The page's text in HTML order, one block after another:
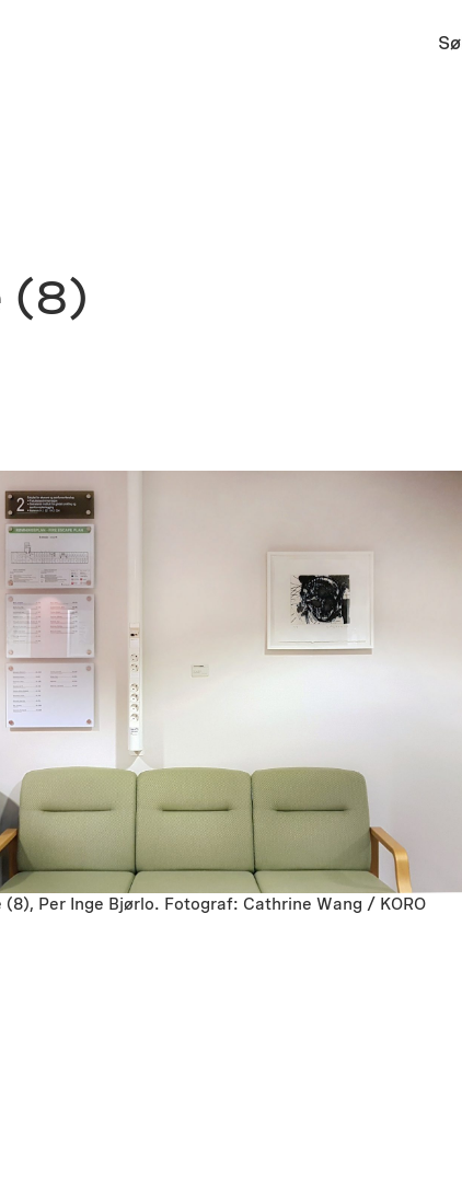
(8)
(8), Per Inge Bjørlo. Fotograf: Cathrine Wang / KORO